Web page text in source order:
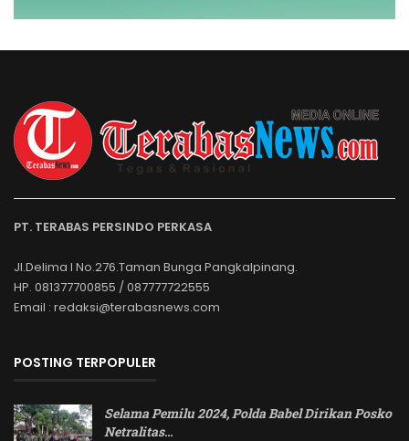
PT. TERABAS PERSINDO PERKASA
Jl.Delima I No.276.Taman Bunga Pangkalpinang.
HP. 081377700855 / 087777722555
Email : redaksi@terabasnews.com
POSTING TERPOPULER
Selama Pemilu 2024, Polda Babel Dirikan Posko
Netralitas…